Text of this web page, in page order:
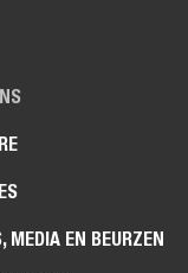
MEDIA EN BEURZEN